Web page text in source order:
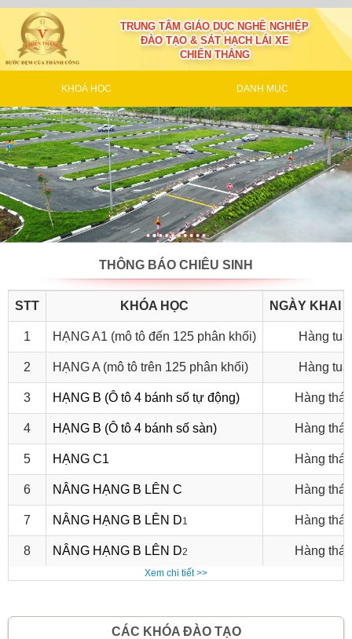
TRUNG TÂM GIÁO DỤC NGHỀ NGHIỆP
ĐÀO TẠO & SÁT HẠCH LÁI XE
CHIẾN THẮNG
KHOÁ HỌC DANH MỤC
THÔNG BÁO CHIÊU SINH
STT KHÓA HỌC NGÀY KHAI
1 HẠNG A1 (mô tô đến 125 phân khối) Hàng
2 HẠNG A (mô tô trên 125 phân khối) Hàng
3 HẠNG B (Ô tô 4 bánh số tự động) Hàng
4 HẠNG B (Ô tô 4 bánh số sàn) Hàng
5 HẠNG C1 Hàng
6 NÂNG HẠNG B LÊN C Hàng
7 NÂNG HẠNG B LÊN D1 Hàng
8 NÂNG HẠNG B LÊN D2 Hàng
Xem chi tiết >>
CÁC KHÓA ĐÀO TẠO